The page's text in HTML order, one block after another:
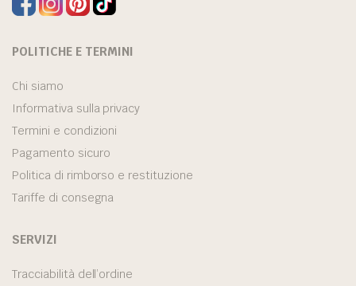
POLITICHE E TERMINI
Chi siamo
Informativa sulla privacy
Termini e condizioni
Pagamento sicuro
Politica di rimborso e restituzione
Tariffe di consegna
SERVIZI
Tracciabilità dell’ordine